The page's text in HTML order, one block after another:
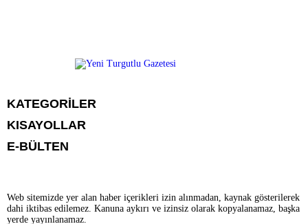
KATEGORİLER
SİYASET
HİSSELER
PARİTELER
SPOR
KISAYOLLAR
CANLI BORSA
HİSSELER
E-BÜLTEN
yeniturgutlu.come-bültenine abone olarak, tarafınıza haber, duyuru ve
Web sitemizde yer alan haber içerikleri izin alınmadan, kaynak gösterilerek
dahi iktibas edilemez. Kanuna aykırı ve izinsiz olarak kopyalanamaz, başka
yerde yayınlanamaz.